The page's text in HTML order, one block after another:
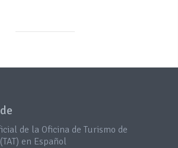
de la Oficina de Turismo de
en Español